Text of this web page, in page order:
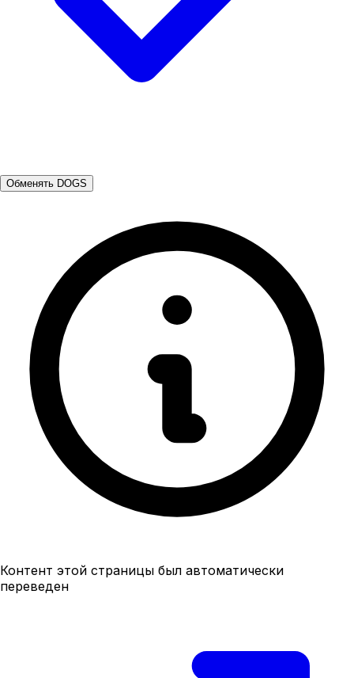
Обменять DOGS
Контент этой страницы был автоматически
переведен